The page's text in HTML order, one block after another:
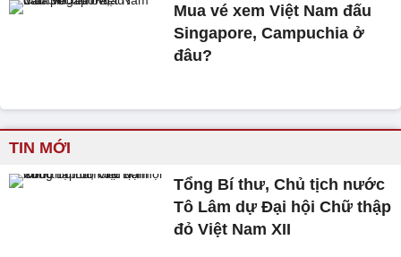
Mua vé xem Việt Nam đấu
Singapore, Campuchia ở
đâu?
TIN MỚI
Tổng Bí thư, Chủ tịch nước
Tô Lâm dự Đại hội Chữ thập
đỏ Việt Nam XII